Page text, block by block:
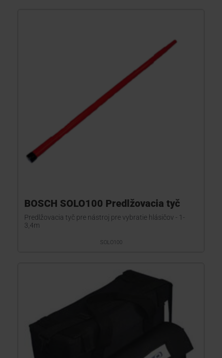
BOSCH SOLO100 Predlžovacia tyč
Predlžovacia tyč pre nástroj pre vybratie hlásičov - 1-
3,4m
SOLO100